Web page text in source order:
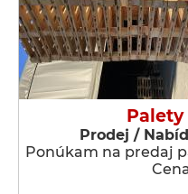
Palety
Prodej /
Ponúkam na predaj